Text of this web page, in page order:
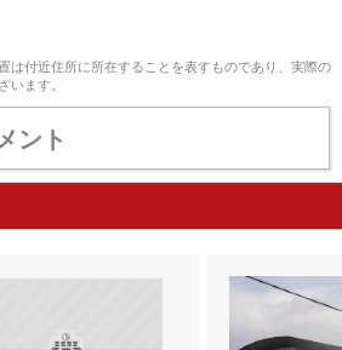
は付近住所に所在することを表すものであり、実際の
います。
ント